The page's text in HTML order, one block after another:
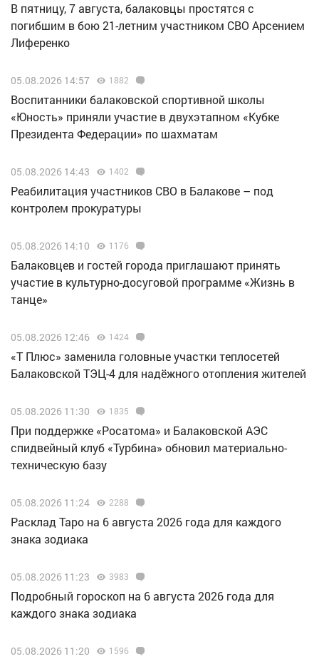
В пятницу, 7 августа, балаковцы простятся с
погибшим в бою 21-летним участником СВО Арсением
Лиференко
05.08.2026 14:57 1882
Воспитанники балаковской спортивной школы
«Юность» приняли участие в двухэтапном «Кубке
Президента Федерации» по шахматам
05.08.2026 14:43 1402
Реабилитация участников СВО в Балакове – под
контролем прокуратуры
05.08.2026 14:10 1176
Балаковцев и гостей города приглашают принять
участие в культурно-досуговой программе «Жизнь в
танце»
05.08.2026 12:46 1424
«Т Плюс» заменила головные участки теплосетей
Балаковской ТЭЦ-4 для надёжного отопления жителей
05.08.2026 11:30 1835
При поддержке «Росатома» и Балаковской АЭС
спидвейный клуб «Турбина» обновил материально-
техническую базу
05.08.2026 11:24 2288
Расклад Таро на 6 августа 2026 года для каждого
знака зодиака
05.08.2026 11:23 3983
Подробный гороскоп на 6 августа 2026 года для
каждого знака зодиака
05.08.2026 11:20 1596